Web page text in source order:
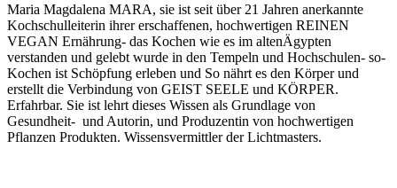
Maria Magdalena MARA, sie ist seit über 21 Jahren anerkannte
Kochschulleiterin ihrer erschaffenen, hochwertigen REINEN
VEGAN Ernährung- das Kochen wie es im altenÄgypten
verstanden und gelebt wurde in den Tempeln und Hochschulen- so-
Kochen ist Schöpfung erleben und So nährt es den Körper und
erstellt die Verbindung von GEIST SEELE und KÖRPER.
Erfahrbar. Sie ist lehrt dieses Wissen als Grundlage von
Gesundheit- und Autorin, und Produzentin von hochwertigen
Pflanzen Produkten. Wissensvermittler der Lichtmasters.